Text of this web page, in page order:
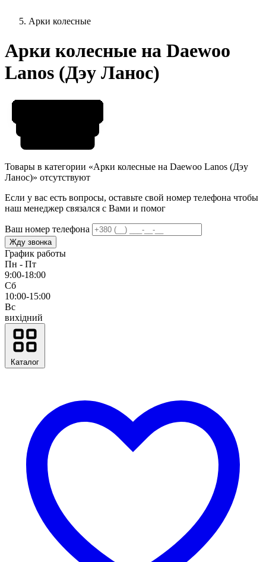
Арки колесные
Арки колесные на Daewoo
Lanos (Дэу Ланос)
Товары в категории «Арки колесные на Daewoo Lanos (Дэу
Ланос)» отсутствуют
Если у вас есть вопросы, оставьте свой номер телефона чтобы
наш менеджер связался с Вами и помог
Ваш номер телефона
Жду звонка
График работы
Пн - Пт
9:00-18:00
Сб
10:00-15:00
Вс
вихідний
Каталог